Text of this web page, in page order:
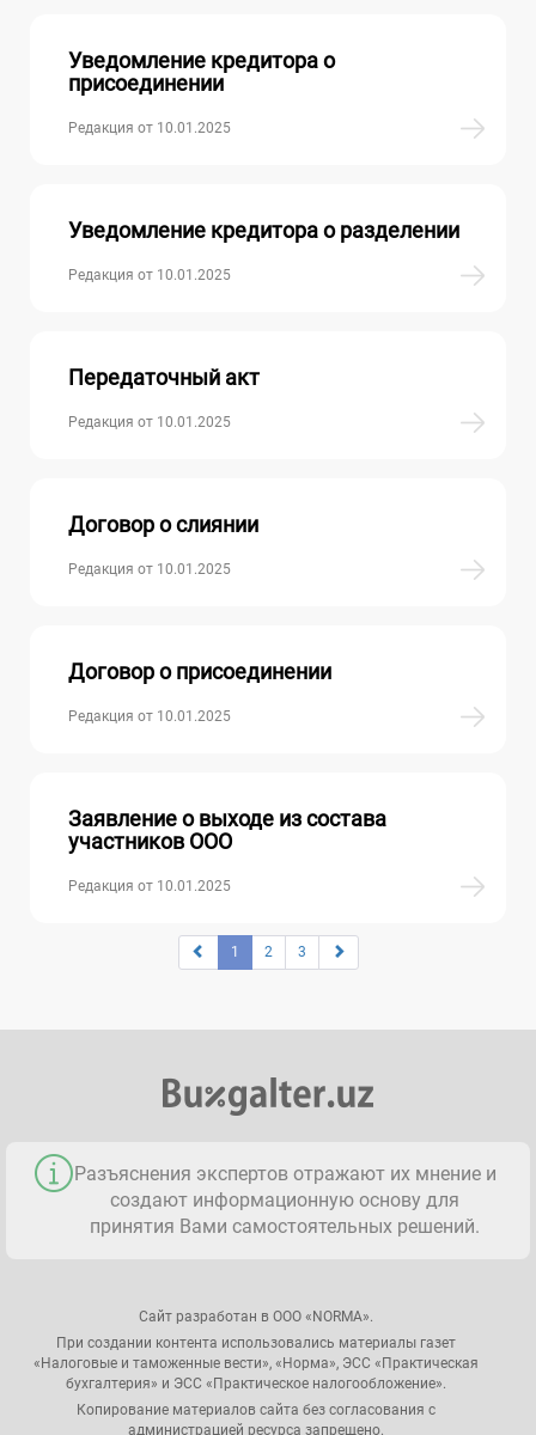
Уведомление кредитора о
присоединении
Редакция от 10.01.2025
Уведомление кредитора о разделении
Редакция от 10.01.2025
Передаточный акт
Редакция от 10.01.2025
Договор о слиянии
Редакция от 10.01.2025
Договор о присоединении
Редакция от 10.01.2025
Заявление о выходе из состава
участников ООО
Редакция от 10.01.2025
1 2 3
Разъяснения экспертов отражают их мнение и
создают информационную основу для
принятия Вами самостоятельных решений.
Сайт разработан в ООО «NORMA».
При создании контента использовались материалы газет
«Налоговые и таможенные вести», «Норма», ЭСС «Практическая
бухгалтерия» и ЭСС «Практическое налогообложение».
Копирование материалов сайта без согласования с
администрацией ресурса запрещено.